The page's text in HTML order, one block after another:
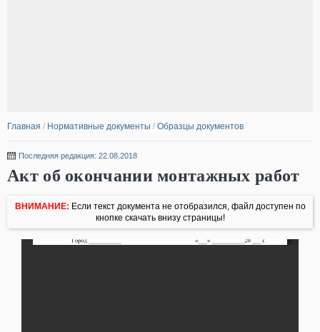
Главная / Нормативные документы / Образцы документов
Последняя редакция: 22.08.2018
Акт об окончании монтажных работ
ВНИМАНИЕ: Если текст документа не отобразился, файл доступен по
кнопке скачать внизу страницы!